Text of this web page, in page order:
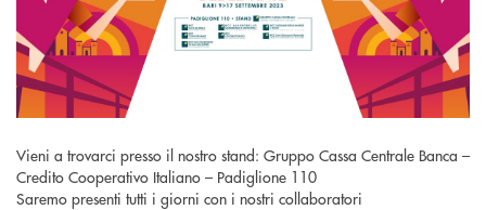
Vieni a trovarci presso il nostro stand: Gruppo Cassa Centrale Banca –
Credito Cooperativo Italiano – Padiglione 110
Saremo presenti tutti i giorni con i nostri collaboratori